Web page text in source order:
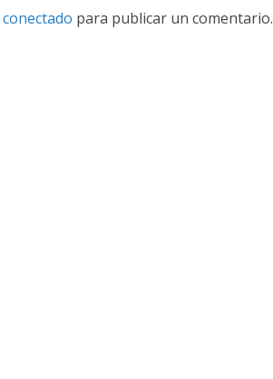
conectado para publicar un comentario.